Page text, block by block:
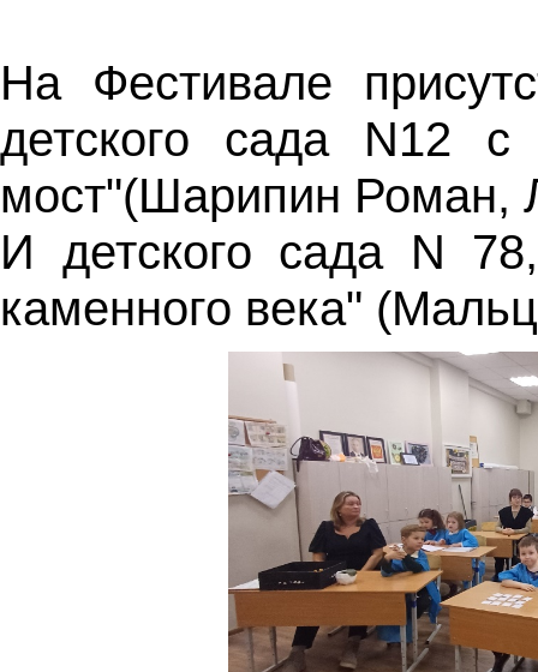
На Фестивале
детского сада N12
мост"(Шарипин Роман,
И детского сада N
каменного века"